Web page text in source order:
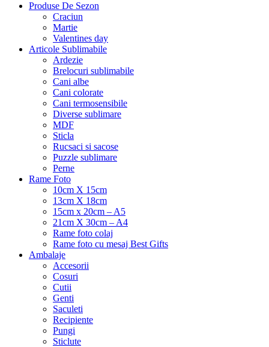
Produse De Sezon
Craciun
Martie
Valentines day
Articole Sublimabile
Ardezie
Brelocuri sublimabile
Cani albe
Cani colorate
Cani termosensibile
Diverse sublimare
MDF
Sticla
Rucsaci si sacose
Puzzle sublimare
Perne
Rame Foto
10cm X 15cm
13cm X 18cm
15cm x 20cm – A5
21cm X 30cm – A4
Rame foto colaj
Rame foto cu mesaj Best Gifts
Ambalaje
Accesorii
Cosuri
Cutii
Genti
Saculeti
Recipiente
Pungi
Sticlute